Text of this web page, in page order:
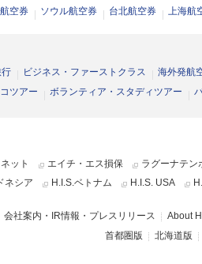
空券 ソウル航空券 台北航空券 上海航
行 ビジネス・ファーストクラス
海外発航
ツアー ボランティア・スタディツアー
ット エイチ・エス損保
ラグーナテン
ネシア H.I.S.ベトナム H.I.S. USA
会社案内・IR情報・プレスリリース
About
首都圏版
北海道版